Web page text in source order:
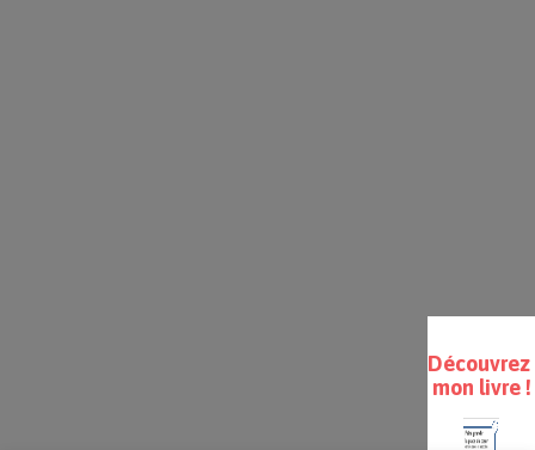
Découvrez
mon livre !